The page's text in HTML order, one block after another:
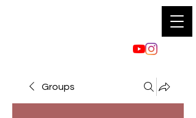
Groups